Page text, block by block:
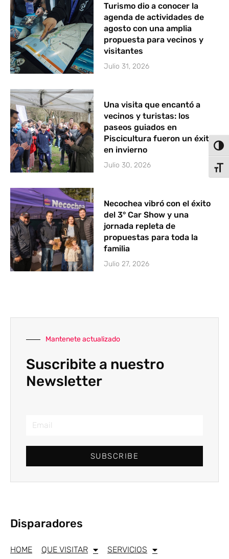
Turismo dio a conocer la
agenda de actividades de
agosto con una amplia
propuesta para vecinos y
visitantes
Julio 31, 2026
Una visita que encantó a
vecinos y turistas: los
paseos guiados en
Piscicultura fueron un éxito
en invierno
Julio 30, 2026
Necochea vibró con el éxito
del 3° Car Show y una
jornada repleta de
propuestas para toda la
familia
Julio 27, 2026
Mantenete actualizado
Suscribite a nuestro
Newsletter
SUBSCRIBE
Disparadores
HOME QUE VISITAR SERVICIOS